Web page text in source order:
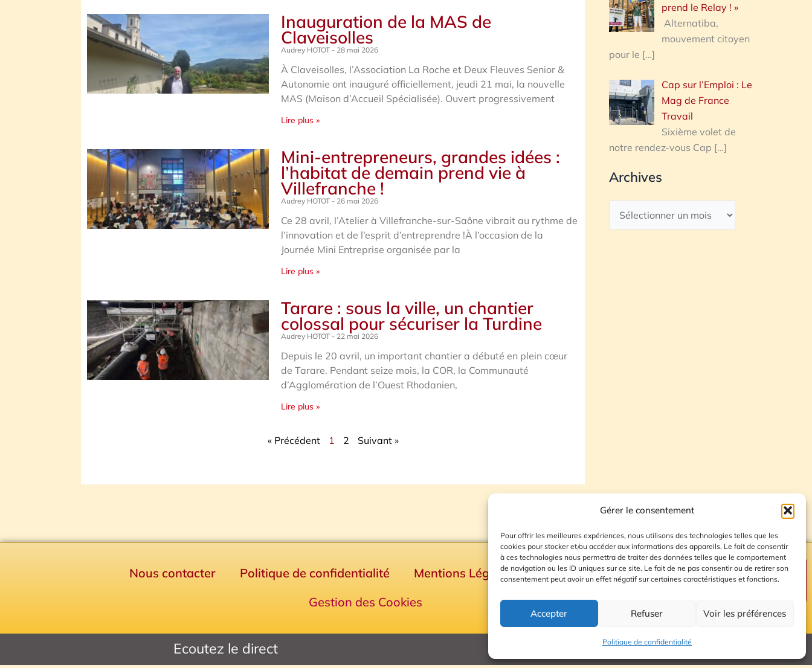
Gérer le consentement
Pour offrir les meilleures expériences, nous utilisons des technologies telles que les
cookies pour stocker et/ou accéder aux informations des appareils. Le fait de consentir
à ces technologies nous permettra de traiter des données telles que le comportement
de navigation ou les ID uniques sur ce site. Le fait de ne pas consentir ou de retirer son
consentement peut avoir un effet négatif sur certaines caractéristiques et fonctions.
Accepter Refuser Voir les préférences
Politique de confidentialité
Inauguration de la MAS de
Claveisolles
Audrey HOTOT 28 mai 2026
À Claveisolles, l’Association La Roche et Deux Fleuves Senior &
Autonomie ont inauguré officiellement, jeudi 21 mai, la nouvelle
MAS (Maison d’Accueil Spécialisée). Ouvert progressivement
Lire plus »
Mini-entrepreneurs, grandes idées :
l’habitat de demain prend vie à
Villefranche !
Audrey HOTOT 26 mai 2026
Ce 28 avril, l’Atelier à Villefranche-sur-Saône vibrait au rythme de
l’innovation et de l’esprit d’entreprendre !À l’occasion de la
Journée Mini Entreprise organisée par la
Lire plus »
Tarare : sous la ville, un chantier
colossal pour sécuriser la Turdine
Audrey HOTOT 22 mai 2026
Depuis le 20 avril, un important chantier a débuté en plein cœur
de Tarare. Pendant seize mois, la COR, la Communauté
d’Agglomération de l’Ouest Rhodanien,
Lire plus »
« Précédent 1 2 Suivant »
prend le Relay ! »
Alternatiba,
mouvement citoyen
pour le […]
Cap sur l’Emploi : Le
Mag de France
Travail
Sixième volet de
notre rendez-vous Cap […]
Archives
Nous contacter Politique de confidentialité Mentions Légales
Plan du site
Gestion des Cookies
Ecoutez le direct